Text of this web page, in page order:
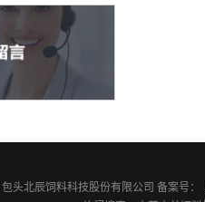
包头北辰饲料科技股份有限公司 备案号：